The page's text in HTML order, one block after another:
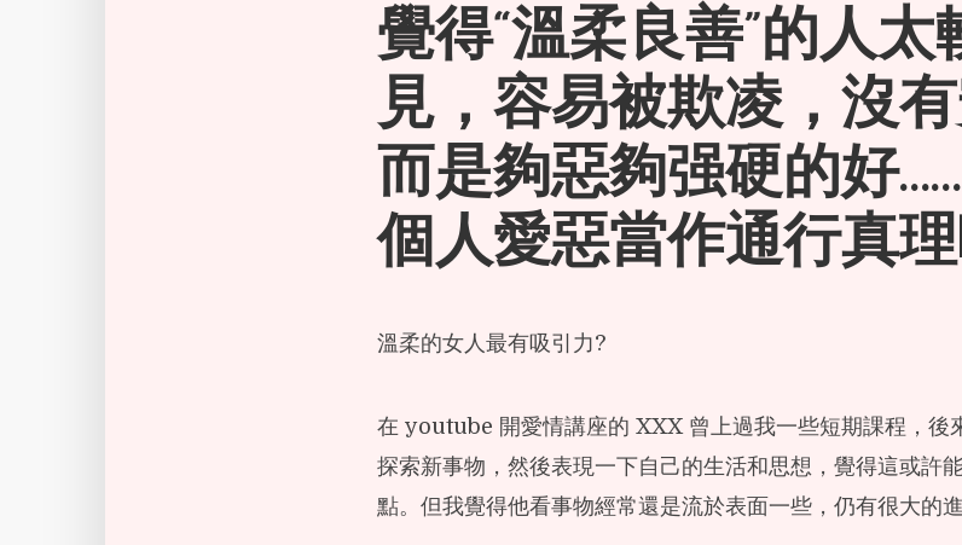
覺得“溫柔良善”的人
見，容易被欺凌，沒
而是夠惡夠强硬的好
個人愛惡當作通行真
溫柔的女人最有吸引力?
在 youtube 開愛情講座的 XXX 曾上過我一些短期課程，後
探索新事物，然後表現一下自己的生活和思想，覺得這或許
點。但我覺得他看事物經常還是流於表面一些，仍有很大的進